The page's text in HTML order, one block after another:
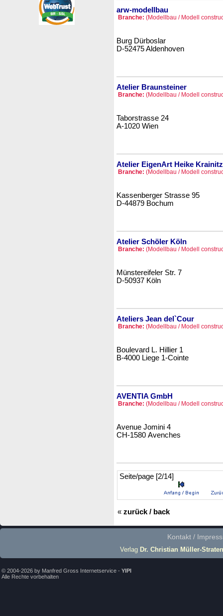
arw-modellbau
Branche: (Modellbau / Modell
Burg Dürboslar
D-52475 Aldenhoven
Atelier Braunsteiner
Branche: (Modellbau / Modell
Taborstrasse 24
A-1020 Wien
Atelier EigenArt Heike
Branche: (Modellbau / Modell
Kassenberger Strasse 95
D-44879 Bochum
Atelier Schöler Köln
Branche: (Modellbau / Modell
Münstereifeler Str. 7
D-50937 Köln
Ateliers Jean del`Cour
Branche: (Modellbau / Modell
Boulevard L. Hillier 1
B-4000 Liege 1-Cointe
AVENTIA GmbH
Branche: (Modellbau / Modell
Avenue Jomini 4
CH-1580 Avenches
Seite/page [2/14]
« zurück / back
Kontakt /
Verlag Dr. Christian Müller-Straten
© 2004-2026 by Manfred Gross Internetservice - YIPI
Alle Rechte vorbehalten